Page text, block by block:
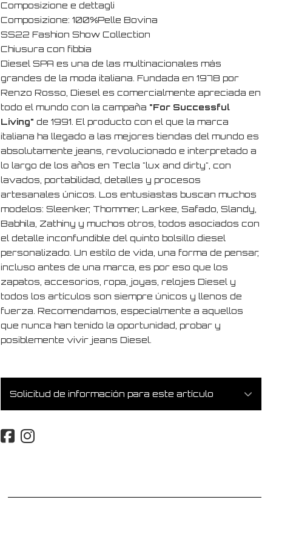
Composizione e dettagli
Composizione: 100%Pelle Bovina
SS22 Fashion Show Collection
Chiusura con fibbia
Diesel SPA es una de las multinacionales más
grandes de la moda italiana. Fundada en 1978 por
Renzo Rosso, Diesel es comercialmente apreciada en
todo el mundo con la campaña "For Successful
Living" de 1991. El producto con el que la marca
italiana ha llegado a las mejores tiendas del mundo es
absolutamente jeans, revolucionado e interpretado a
lo largo de los años en Tecla "lux and dirty", con
lavados, portabilidad, detalles y procesos
artesanales únicos. Los entusiastas buscan muchos
modelos: Sleenker, Thommer, Larkee, Safado, Slandy,
Babhila, Zathiny y muchos otros, todos asociados con
el detalle inconfundible del quinto bolsillo diesel
personalizado. Un estilo de vida, una forma de pensar,
incluso antes de una marca, es por eso que los
zapatos, accesorios, ropa, joyas, relojes Diesel y
todos los artículos son siempre únicos y llenos de
fuerza. Recomendamos, especialmente a aquellos
que nunca han tenido la oportunidad, probar y
posiblemente vivir jeans Diesel.
Solicitud de información para este artículo